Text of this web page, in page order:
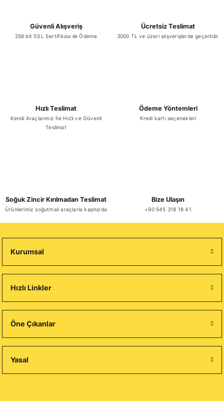
Güvenli Alışveriş
256 bit SSL Sertifikası ile Ödeme
Ücretsiz Teslimat
3000 TL ve üzeri alışverişlerde geçerlidir.
Hızlı Teslimat
Kendi Araçlarımız İle Hızlı ve Güvenli
Teslimat
Ödeme Yöntemleri
Kredi kartı seçenekleri
Soğuk Zincir Kırılmadan Teslimat
Ürünlerimiz soğutmalı araçlarla kapnızda
Bize Ulaşın
+90 545 318 18 41
Kurumsal
Hızlı Linkler
Öne Çıkanlar
Yasal